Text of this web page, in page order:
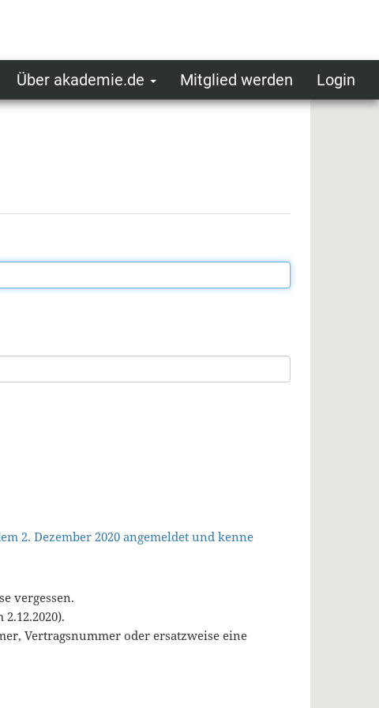
User
Über akademie.de Mitglied werden Login
2. Dezember 2020 angemeldet und kenne
vergessen.
Vertragsnummer oder ersatzweise eine